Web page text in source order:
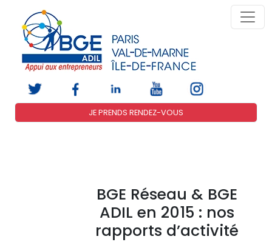
JE PRENDS RENDEZ-VOUS
BGE Réseau & BGE
ADIL en 2015 : nos
rapports d’activité